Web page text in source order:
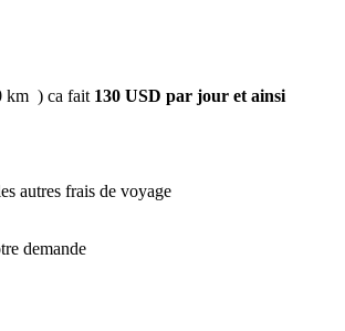
km ) ca fait 130 USD par jour et ainsi
autres frais de voyage
demande